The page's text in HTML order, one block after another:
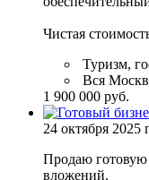
Чиcтaя
Туризм,
Вся
1 900 000 руб.
24 октября 2025
Продаю готовую
вложений.